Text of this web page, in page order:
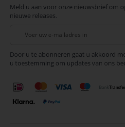
Meld u aan voor onze nieuwsbrief om
nieuwe releases.
onze
nieuwsbrief
Door u te abonneren gaat u akkoord
u toestemming om updates van ons